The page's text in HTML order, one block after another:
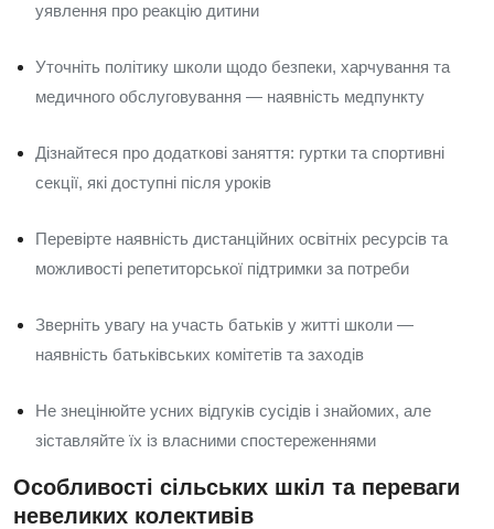
уявлення про реакцію дитини
Уточніть політику школи щодо безпеки, харчування та
медичного обслуговування — наявність медпункту
Дізнайтеся про додаткові заняття: гуртки та спортивні
секції, які доступні після уроків
Перевірте наявність дистанційних освітніх ресурсів та
можливості репетиторської підтримки за потреби
Зверніть увагу на участь батьків у житті школи —
наявність батьківських комітетів та заходів
Не знецінюйте усних відгуків сусідів і знайомих, але
зіставляйте їх із власними спостереженнями
Особливості сільських шкіл та переваги
невеликих колективів